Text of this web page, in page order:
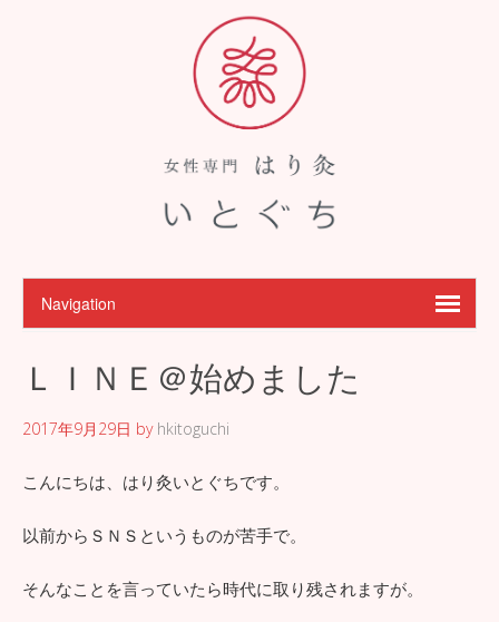
ＬＩＮＥ＠始めました
2017年9月29日 by hkitoguchi
こんにちは、はり灸いとぐちです。
以前からＳＮＳというものが苦手で。
そんなことを言っていたら時代に取り残されますが。